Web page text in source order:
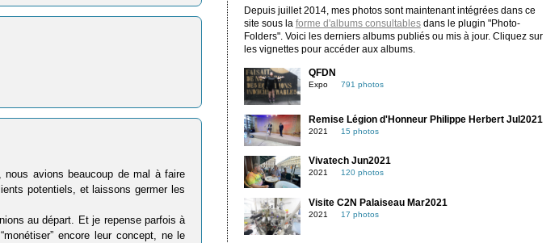
avions beaucoup de mal à faire
potentiels, et laissons germer les
au départ. Et je repense parfois à
encore leur concept, ne le
Depuis juillet 2014, mes photos sont maintenant intégrées dans ce
site sous la forme d'albums consultablesdans le plugin "Photo-
Folders". Voici les derniers albums publiés ou mis à jour. Cliquez sur
les vignettes pour accéder aux albums.
QFDN
Expo 791 photos
Remise Légion d'Honneur Philippe Herbert Jul2021
2021 15 photos
Vivatech Jun2021
2021 120 photos
Visite C2N Palaiseau Mar2021
2021 17 photos